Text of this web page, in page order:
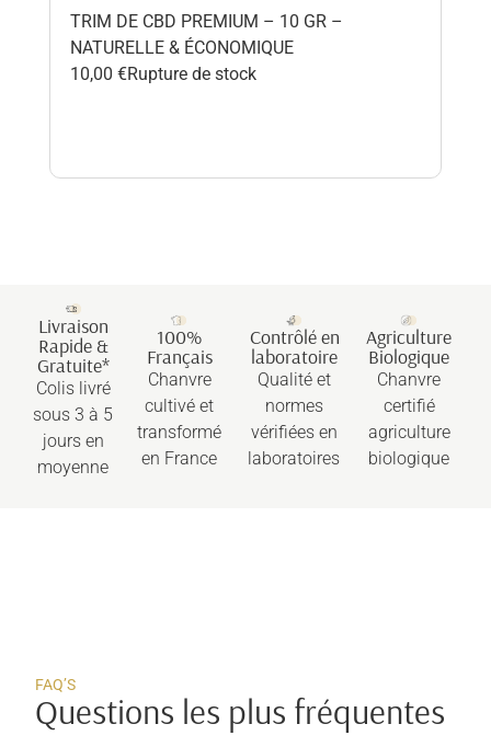
TRIM DE CBD PREMIUM – 10 GR –
NATURELLE & ÉCONOMIQUE
10,00 €Rupture de stock
Livraison
Rapide &
Gratuite*
Colis livré
sous 3 à 5
jours en
moyenne
100%
Français
Chanvre
cultivé et
transformé
en France
Contrôlé en
laboratoire
Qualité et
normes
vérifiées en
laboratoires
Agriculture
Biologique
Chanvre
certifié
agriculture
biologique
FAQ’S
Questions les plus fréquentes